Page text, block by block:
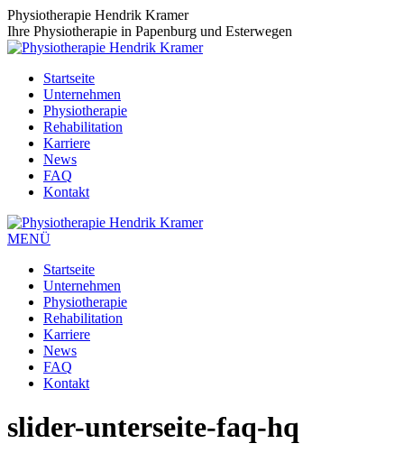
Zum
Inhalt
springen
Physiotherapie Hendrik Kramer
Ihre Physiotherapie in Papenburg und Esterwegen
Startseite
Unternehmen
Physiotherapie
Rehabilitation
Karriere
News
FAQ
Kontakt
MENÜ
Startseite
Unternehmen
Physiotherapie
Rehabilitation
Karriere
News
FAQ
Kontakt
slider-unterseite-faq-hq